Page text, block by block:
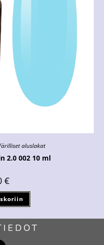
aluslakat
2.0 002 10 ml
€